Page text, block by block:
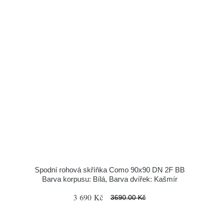
Spodní rohová skříňka Como 90x90 DN 2F BB
Barva korpusu: Bílá, Barva dvířek: Kašmír
3 690 Kč 3690.00 Kč